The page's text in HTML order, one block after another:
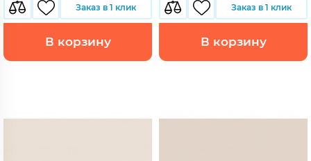
Заказ в 1 клик
В корзину
Заказ в 1 клик
В корзину